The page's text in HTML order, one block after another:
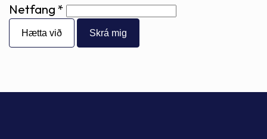
Netfang
Hætta við